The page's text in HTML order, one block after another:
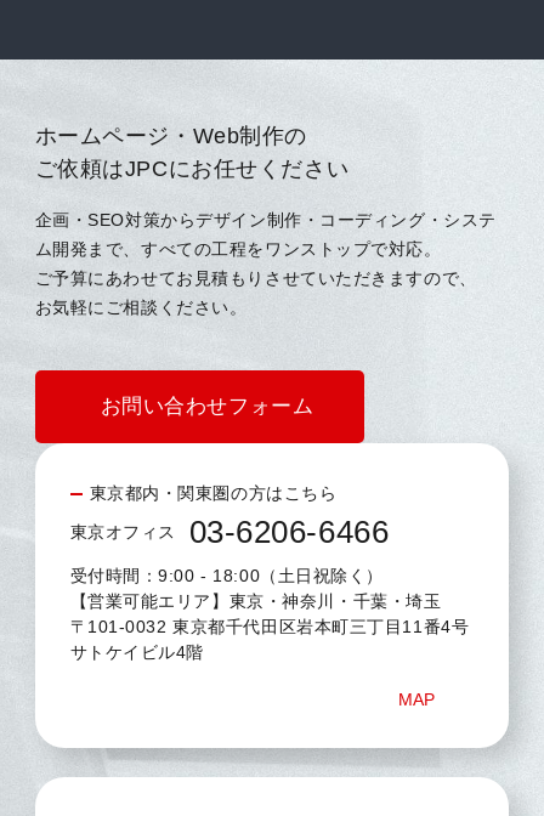
ホームページ・Web制作の
ご依頼はJPCにお任せください
企画・SEO対策からデザイン制作・コーディング・システ
ム開発まで、すべての工程をワンストップで対応。
ご予算にあわせてお見積もりさせていただきますので、
お気軽にご相談ください。
お問い合わせフォーム
東京都内・関東圏の方はこちら
東京オフィス 03-6206-6466
受付時間：9:00 - 18:00（土日祝除く）
【営業可能エリア】東京・神奈川・千葉・埼玉
〒101-0032 東京都千代田区岩本町三丁目11番4号
サトケイビル4階
MAP